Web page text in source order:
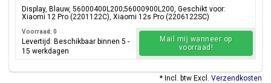
Display, Blauw, 56000400L200;56000900L200, Geschikt voor:
Xiaomi 12 Pro (2201122C), Xiaomi 12s Pro (2206122SC)
Voorraad: 0
Levertijd: Beschikbaar binnen 5 -
15 werkdagen
Mail mij wanneer op
voorraad!
* Incl. btw Excl. Verzendkosten